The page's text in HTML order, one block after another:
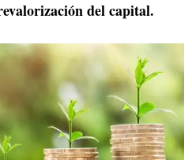
del capital.